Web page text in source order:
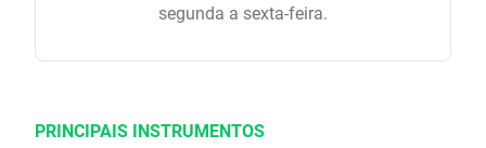
segunda a sexta-feira.
PRINCIPAIS INSTRUMENTOS